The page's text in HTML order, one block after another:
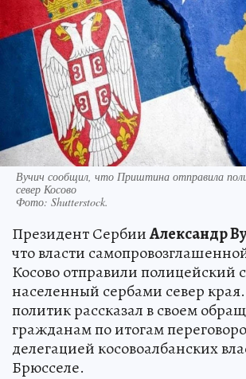
Вучич сообщил, что Приштина отправила
север Косово
Фото: Shutterstock.
Президент СербииАлександр
что власти
Косово отправили полицейский
населенный сербами север
политик рассказал в своем
гражданам по итогам
делегацией косовоалбанских
Брюсселе.